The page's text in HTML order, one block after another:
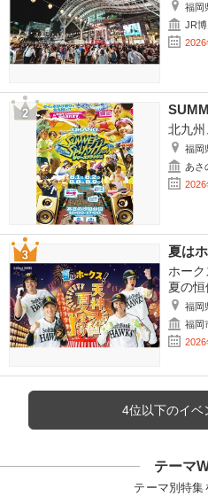
福岡
JR博
北九州
福岡
あさ
夏は
ホー
夏の恒
福岡
福岡
4位以下のイベ
テーマ
テーマ別特集